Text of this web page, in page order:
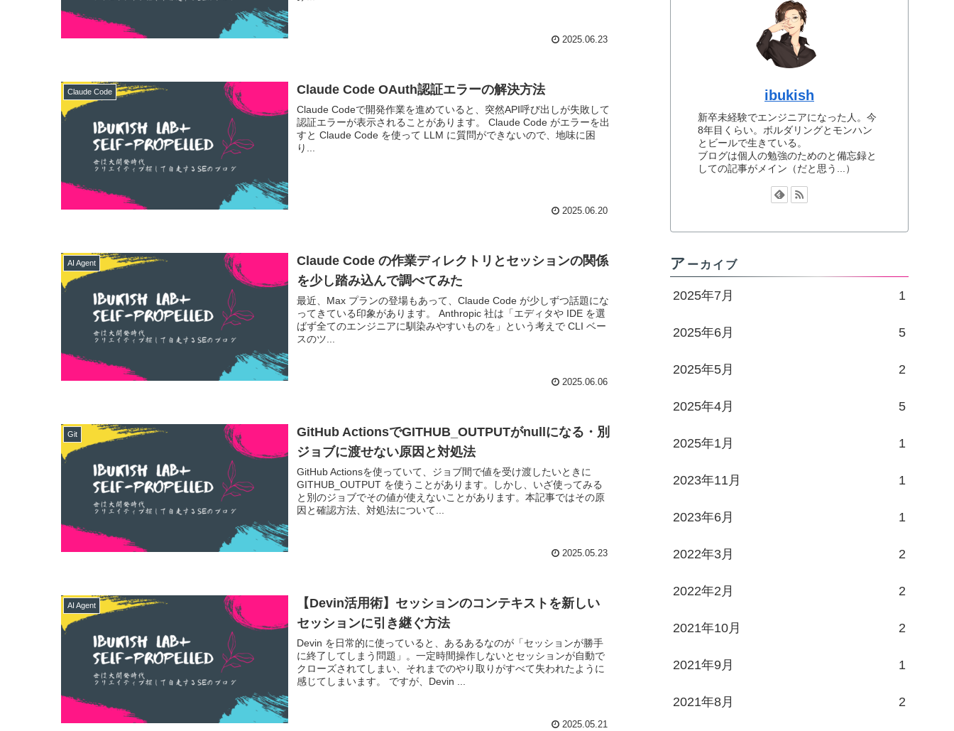
2025.06.23
Claude Code Claude Code OAuth認証エラーの解決方法
Claude Codeで開発作業を進めていると、突然API呼び出しが失敗して
認証エラーが表示されることがあります。 Claude Code がエラーを出
すと Claude Code を使って LLM に質問ができないので、地味に困
り...
2025.06.20
AI Agent
Claude Code の作業ディレクトリとセッションの関係
を少し踏み込んで調べてみた
最近、Max プランの登場もあって、Claude Code が少しずつ話題にな
ってきている印象があります。 Anthropic 社は「エディタや IDE を選
ばず全てのエンジニアに馴染みやすいものを」という考えで CLI ベー
スのツ...
2025.06.06
Git
GitHub ActionsでGITHUB_OUTPUTがnullになる・別
ジョブに渡せない原因と対処法
GitHub Actionsを使っていて、ジョブ間で値を受け渡したいときに
GITHUB_OUTPUT を使うことがあります。しかし、いざ使ってみる
と別のジョブでその値が使えないことがあります。本記事ではその原
因と確認方法、対処法について...
2025.05.23
AI Agent
【Devin活用術】セッションのコンテキストを新しい
セッションに引き継ぐ方法
Devin を日常的に使っていると、あるあるなのが「セッションが勝手
に終了してしまう問題」。一定時間操作しないとセッションが自動で
クローズされてしまい、それまでのやり取りがすべて失われたように
感じてしまいます。 ですが、Devin ...
2025.05.21
ibukish
新卒未経験でエンジニアになった人。今
8年目くらい。ボルダリングとモンハン
とビールで生きている。
ブログは個人の勉強のためのと備忘録と
しての記事がメイン（だと思う...）
ア ーカイブ
2025年7月 1
2025年6月 5
2025年5月 2
2025年4月 5
2025年1月 1
2023年11月 1
2023年6月 1
2022年3月 2
2022年2月 2
2021年10月 2
2021年9月 1
2021年8月 2